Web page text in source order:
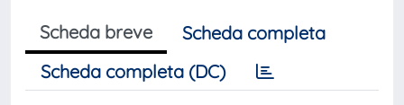
Scheda breve
Scheda completa
Scheda completa (DC)